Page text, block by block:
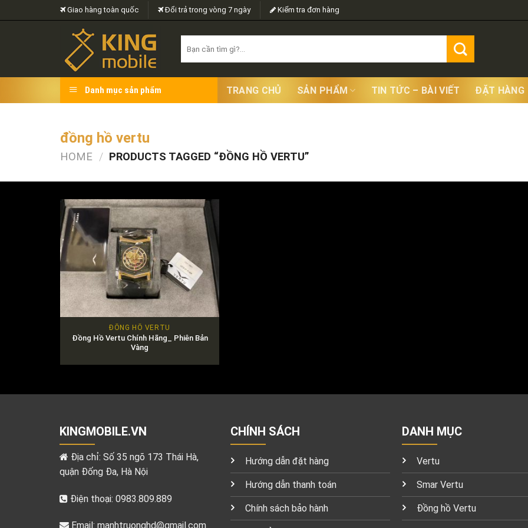
to
Giao hàng toàn quốc Đổi trả trong vòng 7 ngày Kiểm tra đơn hàng
for:
Danh mục sản phẩm TRANG CHỦ SẢN PHẨM TIN TỨC – BÀI VIẾT ĐẶT HÀNG
đồng hồ vertu
HOME / PRODUCTS TAGGED “ĐỒNG HỒ VERTU”
ĐỒNG HỒ VERTU
Đồng Hồ Vertu Chính Hãng_ Phiên Bản
Vàng
KINGMOBILE.VN
Địa chỉ: Số 35 ngõ 173 Thái Hà,
quận Đống Đa, Hà Nội
Điện thoại: 0983.809.889
Email: manhtruonghd@gmail.com
CHÍNH SÁCH
Hướng dẫn đặt hàng
Hướng dẫn thanh toán
Chính sách bảo hành
DANH MỤC
Vertu
Smar Vertu
Đồng hồ Vertu